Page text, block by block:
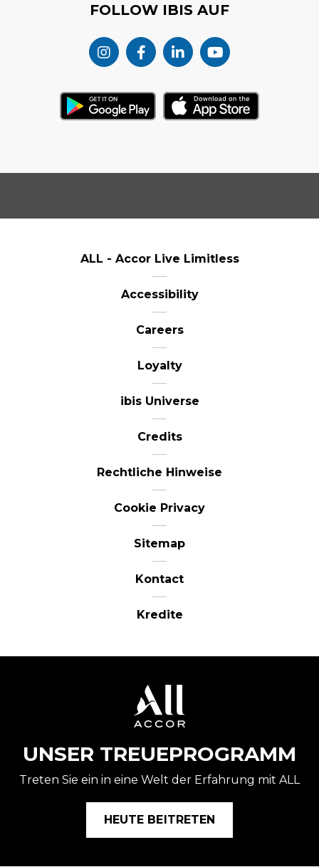
FOLLOW IBIS AUF
UNSER TREUEPROGRAMM
Treten Sie ein in eine Welt der Erfahrung mit ALL
HEUTE BEITRETEN
ALL - Accor Live Limitless
Accessibility
Careers
Loyalty
ibis Universe
Credits
Rechtliche Hinweise
Cookie Privacy
Sitemap
Kontact
Kredite